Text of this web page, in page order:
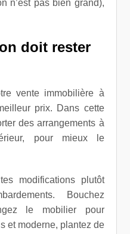
n’est pas bien grand),
doit rester
vente immobilière à
prix. Dans cette
des arrangements à
pour mieux le
modifications plutôt
Bouchez
le mobilier pour
et moderne, plantez de